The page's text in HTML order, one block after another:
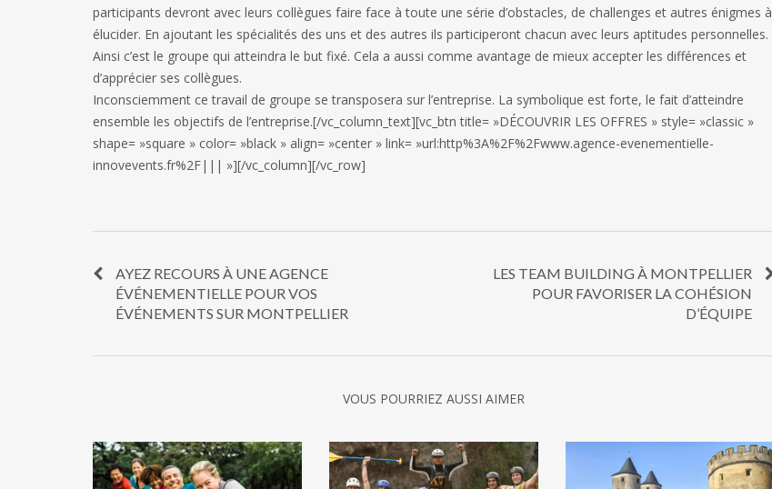
participants devront avec leurs collègues faire face à toute une série d’obstacles, de challenges et autres énigmes à
élucider. En ajoutant les spécialités des uns et des autres ils participeront chacun avec leurs aptitudes personnelles.
Ainsi c’est le groupe qui atteindra le but fixé. Cela a aussi comme avantage de mieux accepter les différences et
d’apprécier ses collègues.
Inconsciemment ce travail de groupe se transposera sur l’entreprise. La symbolique est forte, le fait d’atteindre
ensemble les objectifs de l’entreprise.[/vc_column_text][vc_btn title= »DÉCOUVRIR LES OFFRES » style= »classic »
shape= »square » color= »black » align= »center » link= »url:http%3A%2F%2Fwww.agence-evenementielle-
innovevents.fr%2F||| »][/vc_column][/vc_row]
AYEZ RECOURS À UNE AGENCE
ÉVÉNEMENTIELLE POUR VOS
ÉVÉNEMENTS SUR MONTPELLIER
LES TEAM BUILDING À MONTPELLIER
POUR FAVORISER LA COHÉSION
D’ÉQUIPE
VOUS POURRIEZ AUSSI AIMER